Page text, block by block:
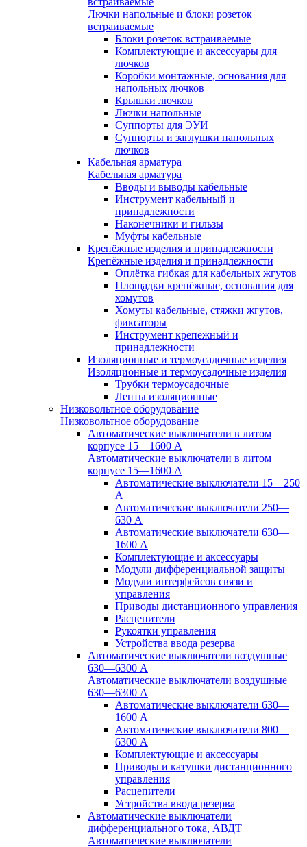
Лючки напольные и блоки розеток
встраиваемые
Блоки розеток встраиваемые
Комплектующие и аксессуары для
лючков
Коробки монтажные, основания для
напольных лючков
Крышки лючков
Лючки напольные
Суппорты для ЭУИ
Суппорты и заглушки напольных
лючков
Кабельная арматура
Кабельная арматура
Вводы и выводы кабельные
Инструмент кабельный и
принадлежности
Наконечники и гильзы
Муфты кабельные
Крепёжные изделия и принадлежности
Крепёжные изделия и принадлежности
Оплётка гибкая для кабельных жгутов
Площадки крепёжные, основания для
хомутов
Хомуты кабельные, стяжки жгутов,
фиксаторы
Инструмент крепежный и
принадлежности
Изоляционные и термоусадочные изделия
Изоляционные и термоусадочные изделия
Трубки термоусадочные
Ленты изоляционные
Низковольтное оборудование
Низковольтное оборудование
Автоматические выключатели в литом
корпусе 15—1600 А
Автоматические выключатели в литом
корпусе 15—1600 А
Автоматические выключатели 15—250
А
Автоматические выключатели 250—
630 А
Автоматические выключатели 630—
1600 А
Комплектующие и аксессуары
Модули дифференциальной защиты
Модули интерфейсов связи и
управления
Приводы дистанционного управления
Расцепители
Рукоятки управления
Устройства ввода резерва
Автоматические выключатели воздушные
630—6300 А
Автоматические выключатели воздушные
630—6300 А
Автоматические выключатели 630—
1600 А
Автоматические выключатели 800—
6300 А
Комплектующие и аксессуары
Приводы и катушки дистанционного
управления
Расцепители
Устройства ввода резерва
Автоматические выключатели
дифференциального тока, АВДТ
Автоматические выключатели